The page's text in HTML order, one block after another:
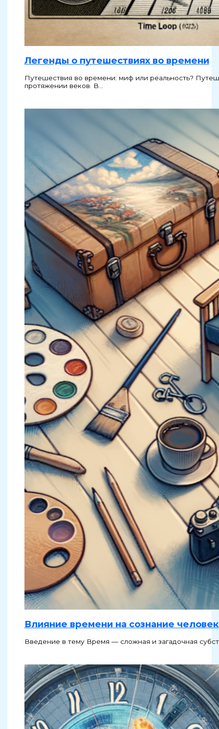
Легенды о путешествиях во времени
Путешествия во времени: миф или реальность?
протяжении веков. В…
Влияние времени на сознание
Введение в тему Время — сложная и загадочная